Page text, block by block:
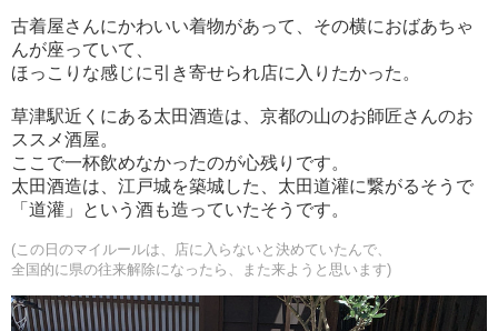
古着屋さんにかわいい着物があって、その横におばあちゃ
んが座っていて、
ほっこりな感じに引き寄せられ店に入りたかった。
草津駅近くにある太田酒造は、京都の山のお師匠さんのお
ススメ酒屋。
ここで一杯飲めなかったのが心残りです。
太田酒造は、江戸城を築城した、太田道灌に繋がるそうで
「道灌」という酒も造っていたそうです。
(この日のマイルールは、店に入らないと決めていたんで、
全国的に県の往来解除になったら、また来ようと思います)